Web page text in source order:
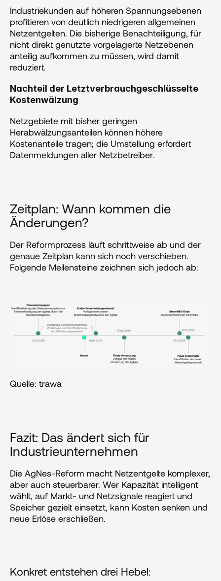
Industriekunden auf höheren Spannungsebenen
profitieren von deutlich niedrigeren allgemeinen
Netzentgelten. Die bisherige Benachteiligung, für
nicht direkt genutzte vorgelagerte Netzebenen
anteilig aufkommen zu müssen, wird damit
reduziert.
Nachteil der Letztverbrauchgeschlüsselte
Kostenwälzung
Netzgebiete mit bisher geringen
Herabwälzungsanteilen können höhere
Kostenanteile tragen; die Umstellung erfordert
Datenmeldungen aller Netzbetreiber.
Zeitplan: Wann kommen die
Änderungen?
Der Reformprozess läuft schrittweise ab und der
genaue Zeitplan kann sich noch verschieben.
Folgende Meilensteine zeichnen sich jedoch ab:
Quelle: trawa
Fazit: Das ändert sich für
Industrieunternehmen
Die AgNes-Reform macht Netzentgelte komplexer,
aber auch steuerbarer. Wer Kapazität intelligent
wählt, auf Markt- und Netzsignale reagiert und
Speicher gezielt einsetzt, kann Kosten senken und
neue Erlöse erschließen.
Konkret entstehen drei Hebel: